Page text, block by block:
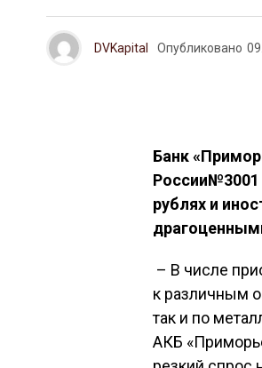
DVKapital Опубликовано
Банк
России№3001
рублях и
– В числе
к различным
так и по
АКБ